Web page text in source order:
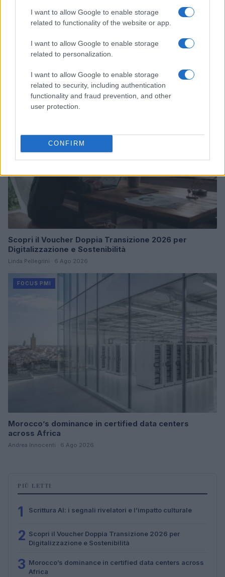
I want to allow Google to enable storage
related to functionality of the website or app.
I want to allow Google to enable storage
related to personalization.
I want to allow Google to enable storage
related to security, including authentication
functionality and fraud prevention, and other
user protection.
CONFIRM
Susanna Riva · 6 Ago 2026
FOCUS PMI
Scopri il Voucher Doppia Transizione 2026 per
Digitalizzazione e Sostenibilità
Linda Pellegrini · 6 Ago 2026
FOCUS PMI
Morocco’s dominance in certified data centers
across Africa
Andrea Innocenti · 6 Ago 2026
PIÙ LETTI
1 Scrittura AI: i segnali rivelatori e l’impatto culturale
2 Scopri il Voucher Doppia Transizione 2026 per
Digitalizzazione e Sostenibilità
3 Morocco’s dominance in certified data centers across
Africa